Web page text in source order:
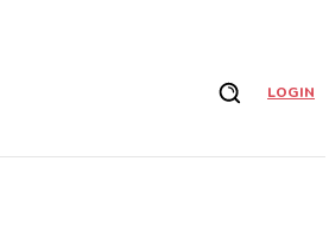
LOGIN